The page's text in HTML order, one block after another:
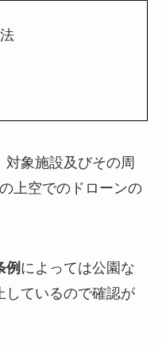
対象施設及びその周
上空でのドローンの
例 によっては公園な
しているので確認が